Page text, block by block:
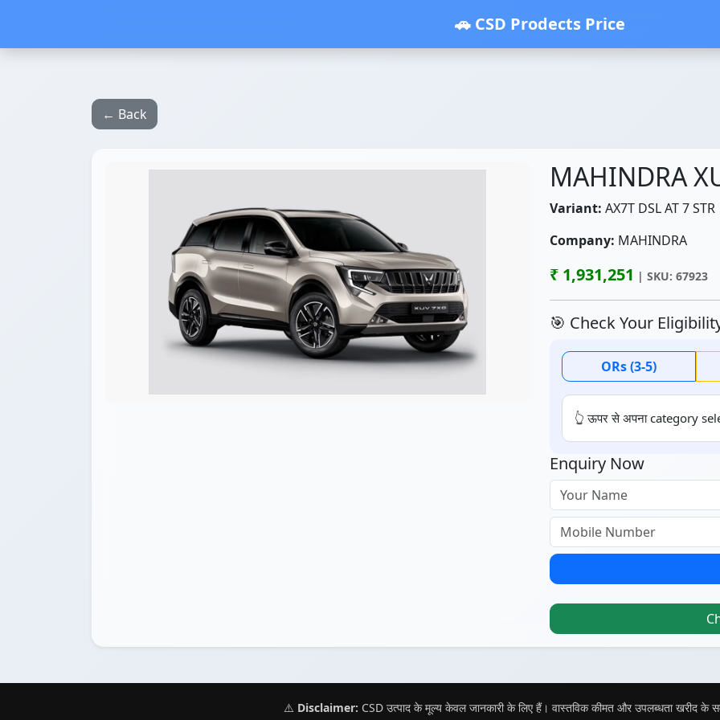
🚗 CSD Prodects Price
← Back
MAHINDRA
Variant: AX7T DSL AT 7 STR
Company: MAHINDRA
₹ 1,931,251 | SKU: 67923
🎯 Check Your
ORs (3-5)
👆 ऊपर से अपना category
Enquiry Now
⚠️ Disclaimer: CSD उत्पाद के मूल्य केवल जानकारी के लिए हैं। वास्तविक कीमत और उपलब्धता खरीद के